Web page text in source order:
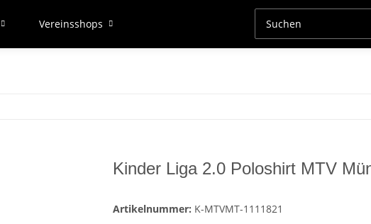
Vereinsshops
Kinder Liga 2.0 Poloshirt MTV
Artikelnummer: K-MTVMT-1111821